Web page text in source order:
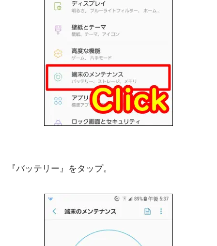
『バッテリー』をタップ。